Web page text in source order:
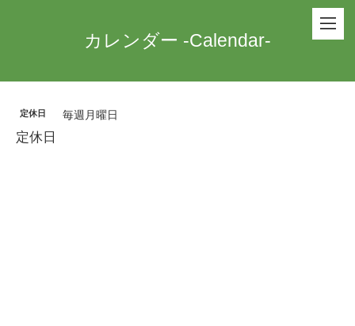
カレンダー -Calendar-
定休日 毎週月曜日
定休日